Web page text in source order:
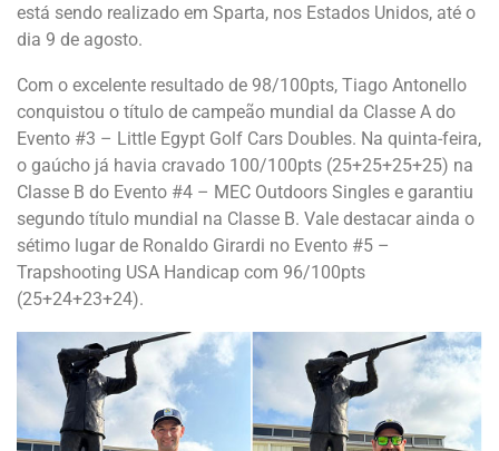
está sendo realizado em Sparta, nos Estados Unidos, até o
dia 9 de agosto.
Com o excelente resultado de 98/100pts, Tiago Antonello
conquistou o título de campeão mundial da Classe A do
Evento #3 – Little Egypt Golf Cars Doubles. Na quinta-feira,
o gaúcho já havia cravado 100/100pts (25+25+25+25) na
Classe B do Evento #4 – MEC Outdoors Singles e garantiu
segundo título mundial na Classe B. Vale destacar ainda o
sétimo lugar de Ronaldo Girardi no Evento #5 –
Trapshooting USA Handicap com 96/100pts
(25+24+23+24).